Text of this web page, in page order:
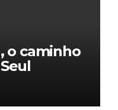
o caminho